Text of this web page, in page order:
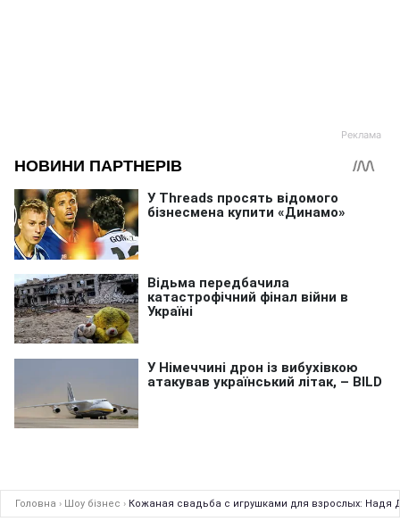
Головна › Шоу бізнес › Кожаная свадьба с игрушками для взрослых: